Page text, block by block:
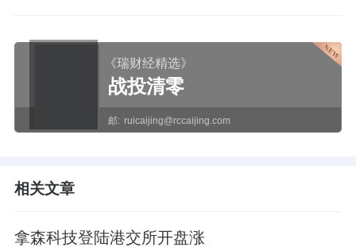
《瑞财经精选》
战投清零
邮: ruicaijing@rccaijing.com
相关文章
拿森科技登陆港交所开盘涨